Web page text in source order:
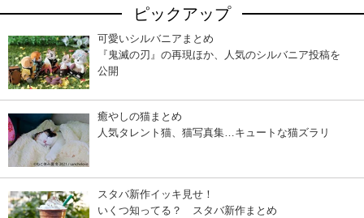
ピックアップ
可愛いシルバニアまとめ
『鬼滅の刃』の再現ほか、人気のシルバニア投稿を
公開
癒やしの猫まとめ
人気タレント猫、猫写真集…キュートな猫ズラリ
スタバ新作イッキ見せ！
いくつ知ってる？ スタバ新作まとめ